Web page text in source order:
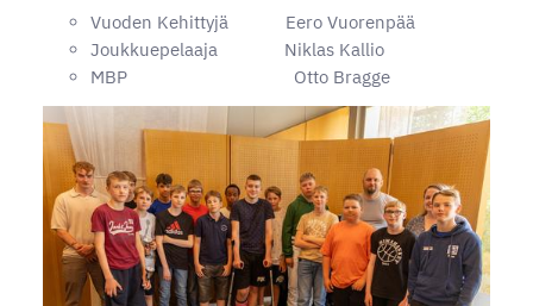
Vuoden Kehittyjä Eero Vuorenpää
Joukkuepelaaja Niklas Kallio
MBP Otto Bragge